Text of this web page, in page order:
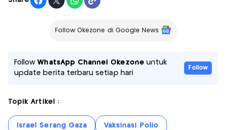
Follow Okezone di Google News
FollowWhatsApp Channel Okezone untuk
update berita terbaru setiap hari
Follow
Topik Artikel :
Israel Serang Gaza Vaksinasi Polio